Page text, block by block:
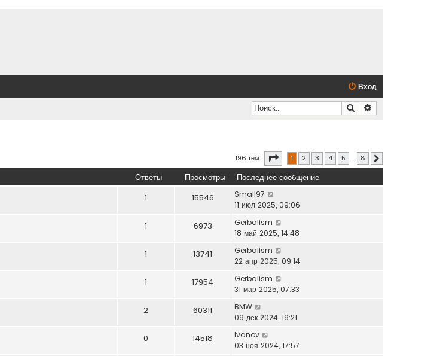
Вход
Поиск
196 тем Страница из 8
1 2 3 4 5 … 8
Ответы Просмотры Последнее сообщение
1 15546
Small97
11 июл 2025, 09:06
1 6973
Gerbalism
18 май 2025, 14:48
1 13741
Gerbalism
22 апр 2025, 09:14
1 17954
Gerbalism
31 мар 2025, 07:33
2 60311
BMW
09 дек 2024, 19:21
0 14518
Ivanov
03 ноя 2024, 17:57